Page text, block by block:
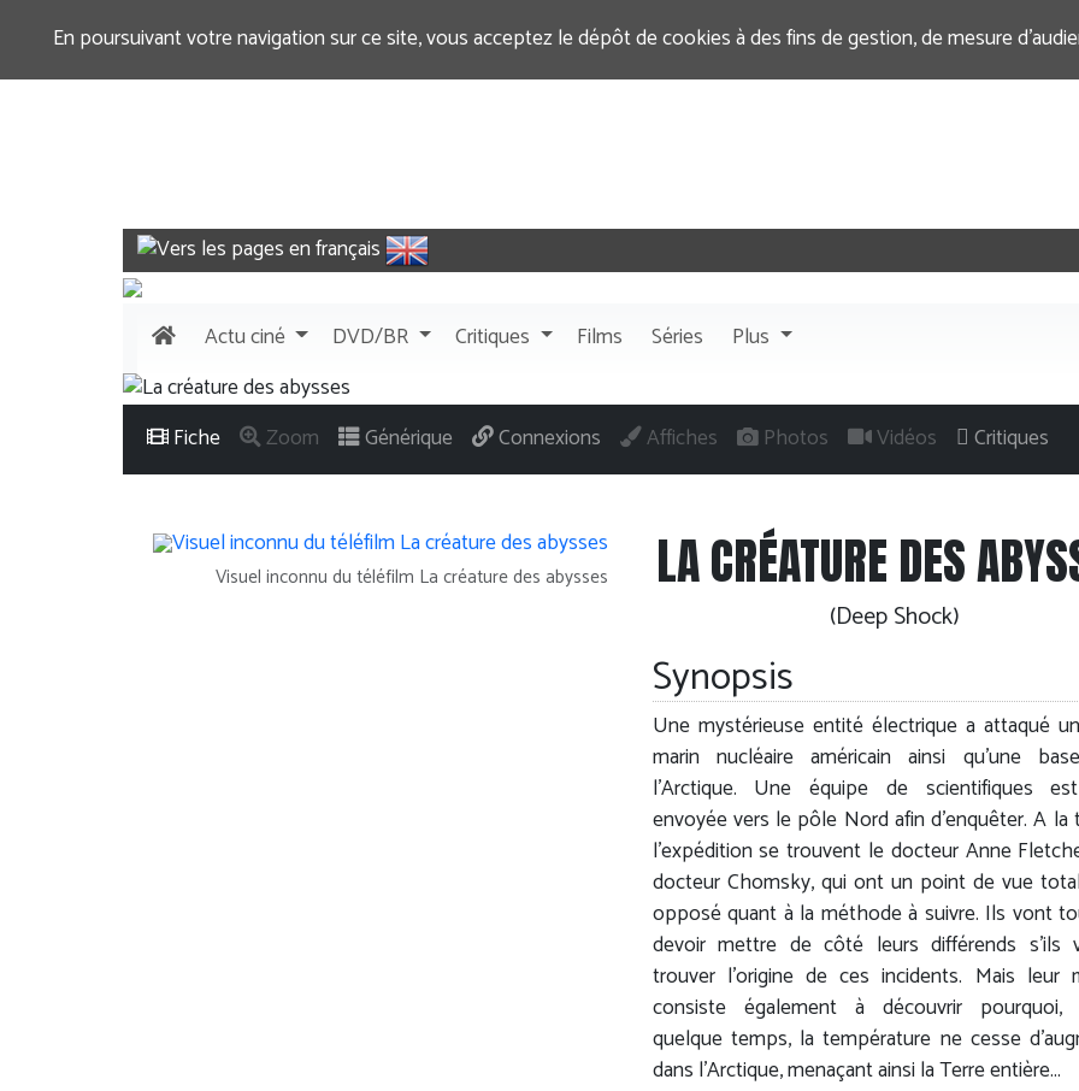
En poursuivant votre navigation sur ce site, vous acceptez le dépôt de cookies à des fins de gestion, de mesure
Actuciné DVD/BR Critiques Films Séries Plus
Fiche Zoom Générique Connexions Affiches Photos Vidéos Critiques
Visuel inconnu du téléfilm La créature des abysses LA CRÉATURE DES
(Deep Shock)
Synopsis
Une mystérieuse entité électrique a attaqué
marin nucléaire américain ainsi qu'une
l'Arctique. Une équipe de scientifiques
envoyée vers le pôle Nord afin d'enquêter. A la
l'expédition se trouvent le docteur Anne
docteur Chomsky, qui ont un point de vue
opposé quant à la méthode à suivre. Ils vont
devoir mettre de côté leurs différends s'ils
trouver l'origine de ces incidents. Mais leur
consiste également à découvrir pourquoi,
quelque temps, la température ne cesse
dans l'Arctique, menaçant ainsi la Terre entière...